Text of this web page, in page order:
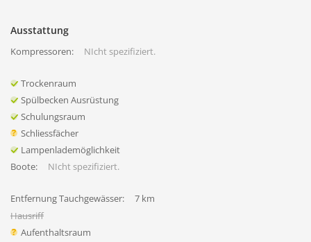
Ausstattung
Kompressoren: NIcht spezifiziert.
Trockenraum
Spülbecken Ausrüstung
Schulungsraum
Schliessfächer
Lampenlademöglichkeit
Boote:
NIcht spezifiziert.
Entfernung Tauchgewässer:
7 km
Hausriff
Aufenthaltsraum